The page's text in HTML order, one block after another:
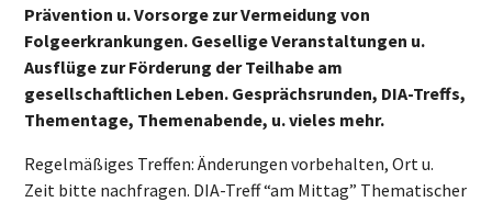
Prävention u. Vorsorge zur Vermeidung von
Folgeerkrankungen. Gesellige Veranstaltungen u.
Ausflüge zur Förderung der Teilhabe am
gesellschaftlichen Leben. Gesprächsrunden, DIA-Treffs,
Thementage, Themenabende, u. vieles mehr.
Regelmäßiges Treffen: Änderungen vorbehalten, Ort u.
Zeit bitte nachfragen. DIA-Treff “am Mittag” Thematischer